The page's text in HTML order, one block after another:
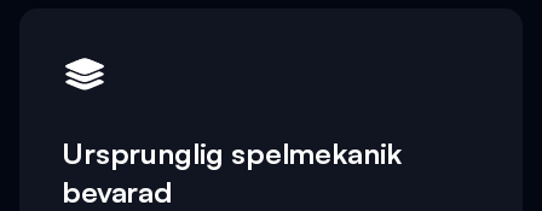
Ursprunglig spelmekanik
bevarad